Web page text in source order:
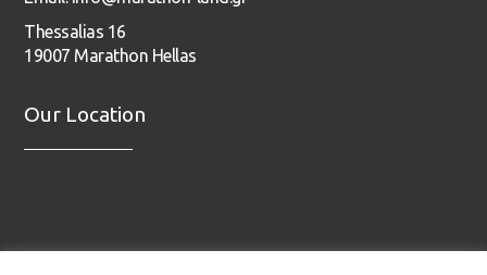
Thessalias 16
19007 Marathon Hellas
Our Location